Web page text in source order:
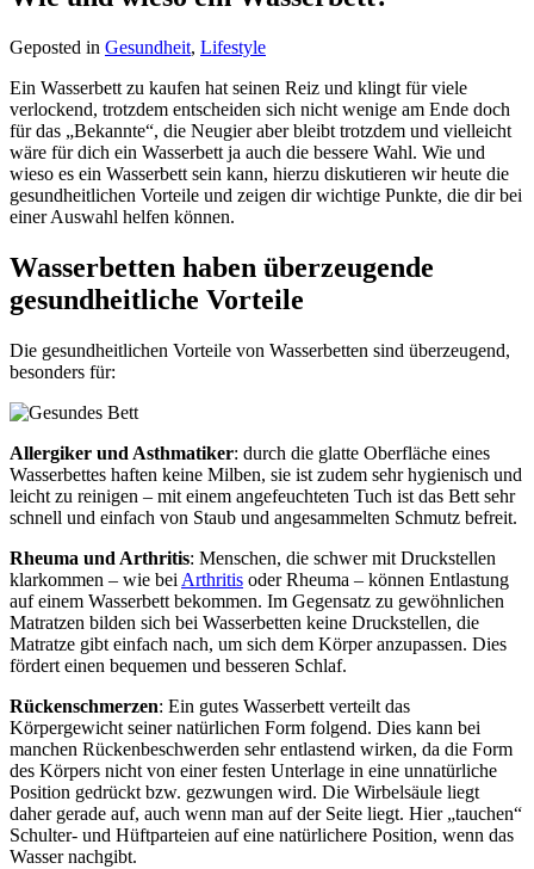
Geposted in Gesundheit, Lifestyle
Ein Wasserbett zu kaufen hat seinen Reiz und klingt für viele
verlockend, trotzdem entscheiden sich nicht wenige am Ende doch
für das „Bekannte“, die Neugier aber bleibt trotzdem und vielleicht
wäre für dich ein Wasserbett ja auch die bessere Wahl. Wie und
wieso es ein Wasserbett sein kann, hierzu diskutieren wir heute die
gesundheitlichen Vorteile und zeigen dir wichtige Punkte, die dir bei
einer Auswahl helfen können.
Wasserbetten haben überzeugende
gesundheitliche Vorteile
Die gesundheitlichen Vorteile von Wasserbetten sind überzeugend,
besonders für:
Allergiker und Asthmatiker: durch die glatte Oberfläche eines
Wasserbettes haften keine Milben, sie ist zudem sehr hygienisch und
leicht zu reinigen – mit einem angefeuchteten Tuch ist das Bett sehr
schnell und einfach von Staub und angesammelten Schmutz befreit.
Rheuma und Arthritis: Menschen, die schwer mit Druckstellen
klarkommen – wie bei Arthritis oder Rheuma – können Entlastung
auf einem Wasserbett bekommen. Im Gegensatz zu gewöhnlichen
Matratzen bilden sich bei Wasserbetten keine Druckstellen, die
Matratze gibt einfach nach, um sich dem Körper anzupassen. Dies
fördert einen bequemen und besseren Schlaf.
Rückenschmerzen: Ein gutes Wasserbett verteilt das
Körpergewicht seiner natürlichen Form folgend. Dies kann bei
manchen Rückenbeschwerden sehr entlastend wirken, da die Form
des Körpers nicht von einer festen Unterlage in eine unnatürliche
Position gedrückt bzw. gezwungen wird. Die Wirbelsäule liegt
daher gerade auf, auch wenn man auf der Seite liegt. Hier „tauchen“
Schulter- und Hüftparteien auf eine natürlichere Position, wenn das
Wasser nachgibt.